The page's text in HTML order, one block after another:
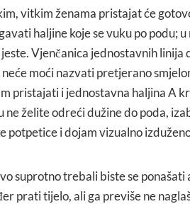
vitkim ženama pristajat će
haljine koje se vuku po podu;
Vjenčanica jednostavnih linija
moći nazvati pretjerano
pristajati i jednostavna haljina A
ne želite odreći dužine do poda,
potpetice i dojam vizualno
suprotno trebali biste se ponašati
prati tijelo, ali ga previše ne